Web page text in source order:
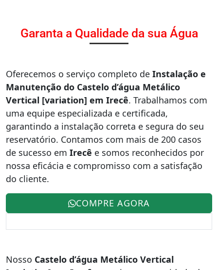
Garanta a Qualidade da sua Água
Oferecemos o serviço completo de Instalação e
Manutenção do Castelo d’água Metálico
Vertical [variation] em Irecê. Trabalhamos com
uma equipe especializada e certificada,
garantindo a instalação correta e segura do seu
reservatório. Contamos com mais de 200 casos
de sucesso em Irecê e somos reconhecidos por
nossa eficácia e compromisso com a satisfação
do cliente.
COMPRE AGORA
Nosso Castelo d’água Metálico Vertical